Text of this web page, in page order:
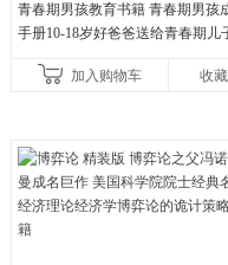
青春期男孩教育书籍 青春期男孩
手册10-18岁好爸爸送给青春期儿
期教育书籍加入购物车 收藏